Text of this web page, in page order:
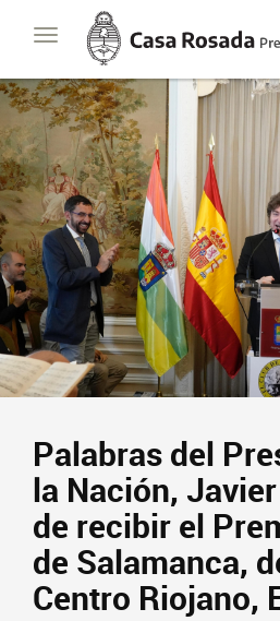
Toggle
navigation
Casa
Rosada
Presidencia
de
la
Nación
Palabras del
la Nación,
de recibir el
de Salamanca,
Centro Riojano,